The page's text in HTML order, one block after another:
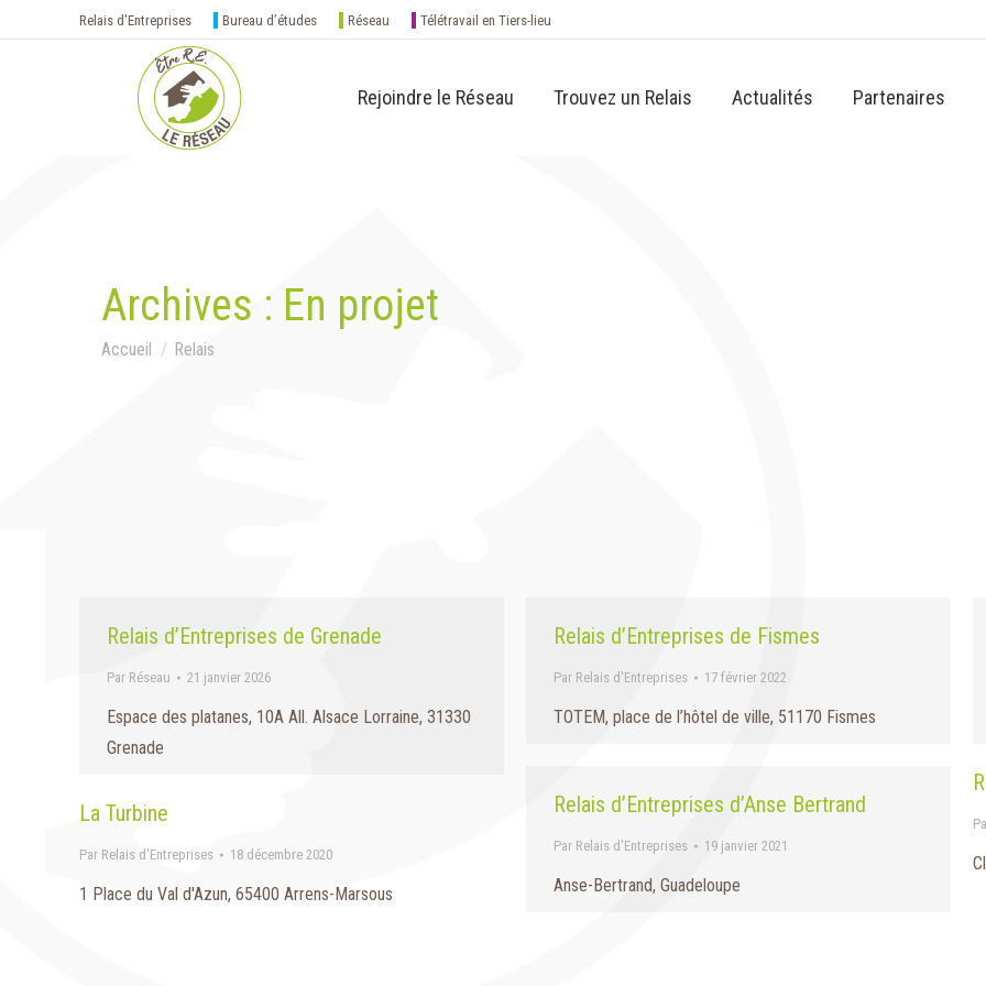
Relais d'Entreprises Bureau d’études Réseau Télétravail en Tiers-lieu
Rejoindre le Réseau Trouvez un Relais Actualités Partenaires
Archives : En projet
Vous êtes ici :
Accueil Relais
Relais d’Entreprises de Grenade
Par Réseau 21 janvier 2026
Espace des platanes, 10A All. Alsace Lorraine, 31330
Grenade
Relais d’Entreprises de Fismes
Par Relais d'Entreprises 17 février 2022
TOTEM, place de l’hôtel de ville, 51170 Fismes
Relais d’Entreprises d’Anse Bertrand
Par Relais d'Entreprises 19 janvier 2021
Anse-Bertrand, Guadeloupe
La Turbine
Par Relais d'Entreprises 18 décembre 2020
1 Place du Val d'Azun, 65400 Arrens-Marsous